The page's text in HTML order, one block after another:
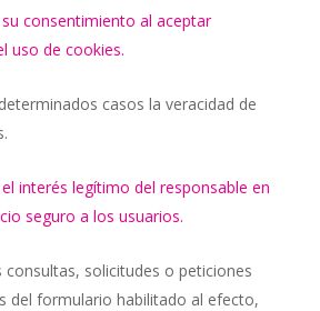
consentimiento al aceptar
uso de cookies.
casos la veracidad de
interés legítimo del responsable en
seguro a los usuarios.
consultas, solicitudes o peticiones
del formulario habilitado al efecto,